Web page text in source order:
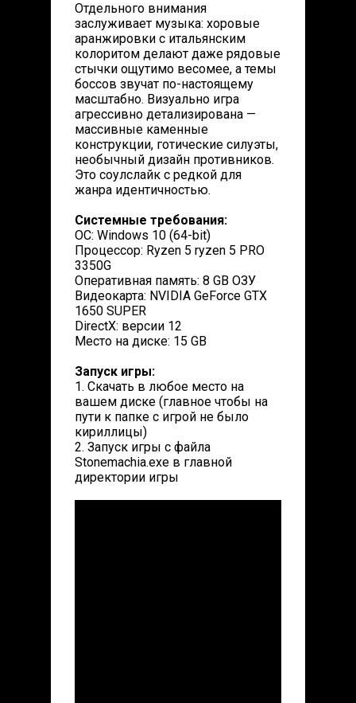
Отдельного внимания
заслуживает музыка: хоровые
аранжировки с итальянским
колоритом делают даже рядовые
стычки ощутимо весомее, а темы
боссов звучат по-настоящему
масштабно. Визуально игра
агрессивно детализирована —
массивные каменные
конструкции, готические силуэты,
необычный дизайн противников.
Это соулслайк с редкой для
жанра идентичностью.
Системные требования:
ОС: Windows 10 (64-bit)
Процессор: Ryzen 5 ryzen 5 PRO
3350G
Оперативная память: 8 GB ОЗУ
Видеокарта: NVIDIA GeForce GTX
1650 SUPER
DirectX: версии 12
Место на диске: 15 GB
Запуск игры:
1. Скачать в любое место на
вашем диске (главное чтобы на
пути к папке с игрой не было
кириллицы)
2. Запуск игры с файла
Stonemachia.exe в главной
директории игры